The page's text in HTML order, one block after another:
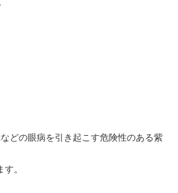
どの眼病を引き起こす危険性のある紫
。